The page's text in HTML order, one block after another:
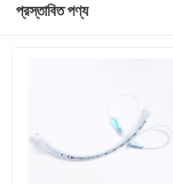
প্রস্তাবিত পণ্য